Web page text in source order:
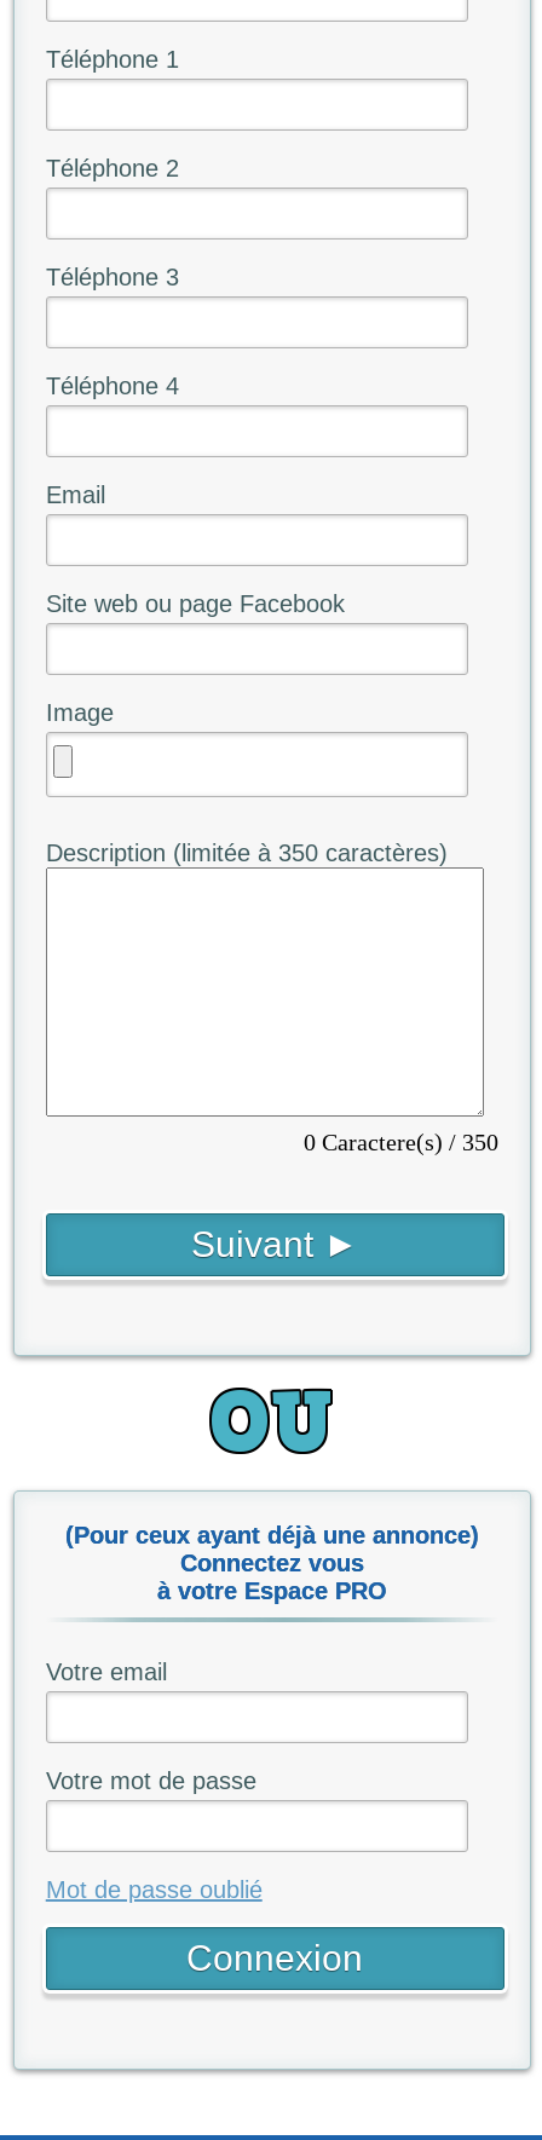
Téléphone 1
Téléphone 2
Téléphone 3
Téléphone 4
Email
Site web ou page Facebook
Image
Description (limitée à 350 caractères)
0 Caractere(s) / 350
(Pour ceux ayant déjà une annonce)
Connectez vous
à votre Espace PRO
Votre email
Votre mot de passe
Mot de passe oublié